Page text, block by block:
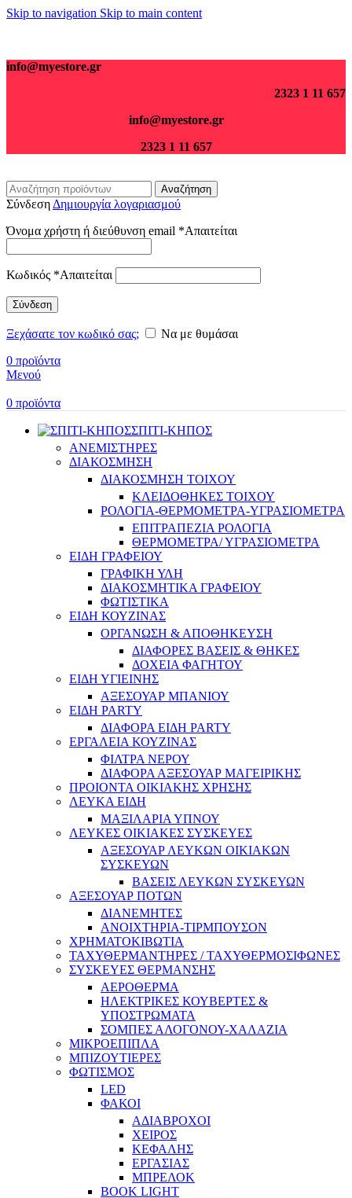
Skip to navigation Skip to main content
info@myestore.gr
2323 1 11 657
info@myestore.gr
2323 1 11 657
Αναζήτηση
Σύνδεση Δημιουργία λογαριασμού
Όνομα χρήστη ή διεύθυνση email *Απαιτείται
Κωδικός *Απαιτείται
Σύνδεση
Ξεχάσατε τον κωδικό σας;
Να με θυμάσαι
0 προϊόντα
Μενού
0 προϊόντα
ΣΠΙΤΙ-ΚΗΠΟΣ
ΑΝΕΜΙΣΤΗΡΕΣ
ΔΙΑΚΟΣΜΗΣΗ
ΔΙΑΚΟΣΜΗΣΗ ΤΟΙΧΟΥ
ΚΛΕΙΔΟΘΗΚΕΣ ΤΟΙΧΟΥ
ΡΟΛΟΓΙΑ-ΘΕΡΜΟΜΕΤΡΑ-ΥΓΡΑΣΙΟΜΕΤΡΑ
ΕΠΙΤΡΑΠΕΖΙΑ ΡΟΛΟΓΙΑ
ΘΕΡΜΟΜΕΤΡΑ/ ΥΓΡΑΣΙΟΜΕΤΡΑ
ΕΙΔΗ ΓΡΑΦΕΙΟΥ
ΓΡΑΦΙΚΗ ΥΛΗ
ΔΙΑΚΟΣΜΗΤΙΚΑ ΓΡΑΦΕΙΟΥ
ΦΩΤΙΣΤΙΚΑ
ΕΙΔΗ ΚΟΥΖΙΝΑΣ
ΟΡΓΑΝΩΣΗ & ΑΠΟΘΗΚΕΥΣΗ
ΔΙΑΦΟΡΕΣ ΒΑΣΕΙΣ & ΘΗΚΕΣ
ΔΟΧΕΙΑ ΦΑΓΗΤΟΥ
ΕΙΔΗ ΥΓΙΕΙΝΗΣ
ΑΞΕΣΟΥΑΡ ΜΠΑΝΙΟΥ
ΕΙΔΗ PARTY
ΔΙΑΦΟΡΑ ΕΙΔΗ PARTY
ΕΡΓΑΛΕΙΑ ΚΟΥΖΙΝΑΣ
ΦΙΛΤΡΑ ΝΕΡΟΥ
ΔΙΑΦΟΡΑ ΑΞΕΣΟΥΑΡ ΜΑΓΕΙΡΙΚΗΣ
ΠΡΟΙΟΝΤΑ ΟΙΚΙΑΚΗΣ ΧΡΗΣΗΣ
ΛΕΥΚΑ ΕΙΔΗ
ΜΑΞΙΛΑΡΙΑ ΥΠΝΟΥ
ΛΕΥΚΕΣ ΟΙΚΙΑΚΕΣ ΣΥΣΚΕΥΕΣ
ΑΞΕΣΟΥΑΡ ΛΕΥΚΩΝ ΟΙΚΙΑΚΩΝ
ΣΥΣΚΕΥΩΝ
ΒΑΣΕΙΣ ΛΕΥΚΩΝ ΣΥΣΚΕΥΩΝ
ΑΞΕΣΟΥΑΡ ΠΟΤΩΝ
ΔΙΑΝΕΜΗΤΕΣ
ΑΝΟΙΧΤΗΡΙΑ-ΤΙΡΜΠΟΥΣΟΝ
ΧΡΗΜΑΤΟΚΙΒΩΤΙΑ
ΤΑΧΥΘΕΡΜΑΝΤΗΡΕΣ / ΤΑΧΥΘΕΡΜΟΣΙΦΩΝΕΣ
ΣΥΣΚΕΥΕΣ ΘΕΡΜΑΝΣΗΣ
ΑΕΡΟΘΕΡΜΑ
ΗΛΕΚΤΡΙΚΕΣ ΚΟΥΒΕΡΤΕΣ &
ΥΠΟΣΤΡΩΜΑΤΑ
ΣΟΜΠΕΣ ΑΛΟΓΟΝΟΥ-ΧΑΛΑΖΙΑ
ΜΙΚΡΟΕΠΙΠΛΑ
ΜΠΙΖΟΥΤΙΕΡΕΣ
ΦΩΤΙΣΜΟΣ
LED
ΦΑΚΟΙ
ΑΔΙΑΒΡΟΧΟΙ
ΧΕΙΡΟΣ
ΚΕΦΑΛΗΣ
ΕΡΓΑΣΙΑΣ
ΜΠΡΕΛΟΚ
BOOK LIGHT